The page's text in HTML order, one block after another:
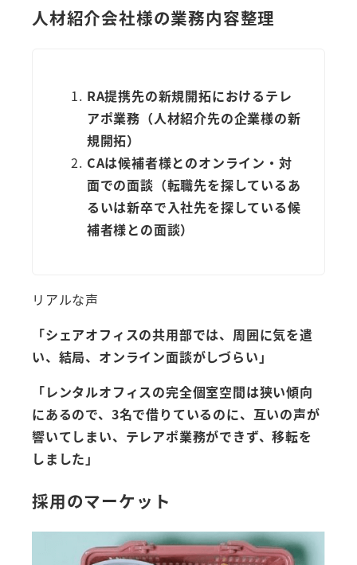
人材紹介会社様の業務内容整理
RA提携先の新規開拓におけるテレ
アポ業務（人材紹介先の企業様の新
規開拓）
CAは候補者様とのオンライン・対
面での面談（転職先を探しているあ
るいは新卒で入社先を探している候
補者様との面談）
リアルな声
「シェアオフィスの共用部では、周囲に気を遣
い、結局、オンライン面談がしづらい」
「レンタルオフィスの完全個室空間は狭い傾向
にあるので、3名で借りているのに、互いの声が
響いてしまい、テレアポ業務ができず、移転を
しました」
採用のマーケット